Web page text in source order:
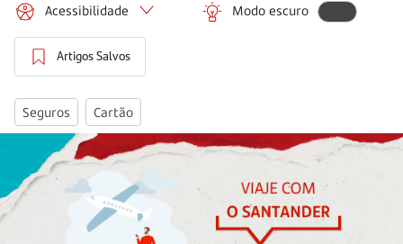
Acessibilidade Modo escuro
Artigos Salvos
Seguros Cartão